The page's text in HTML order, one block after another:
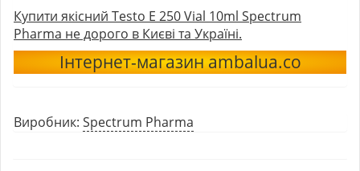
Купити якісний Testo E 250 Vial 10ml Spectrum
Pharma не дорого в Києві та Україні.
Інтернет-магазин ambalua.co
Виробник: Spectrum Pharma